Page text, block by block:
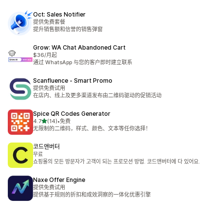
Oct: Sales Notifier
提供免费套餐
提升销售额和信誉的销售弹窗
Grow: WA Chat Abandoned Cart
$36/月起
通过 WhatsApp 与您的客户即时建立联系
Scanfluence ‑ Smart Promo
提供免费试用
在店内、线上及更多渠道发布由二维码驱动的促销活动
Spice QR Codes Generator
4.7星（满分 5 星）
(14)
总共 14 条评论
•免费
无限制的二维码，样式、颜色、文本等任你选择！
코드앤버터
무료
쇼핑몰의 모든 방문자가 고객이 되는 프로모션 방법. 코드앤버터에 다 있어요.
Naxe Offer Engine
提供免费试用
提供基于规则的折扣和成效洞察的一体化优惠引擎